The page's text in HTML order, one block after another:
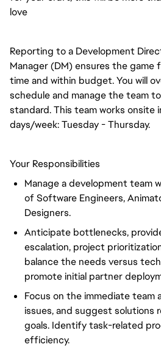
love
Reporting to a Development
Manager (DM) ensures the game
time and within budget. You will
schedule and manage the team
standard. This team works onsite
days/week: Tuesday - Thursday.
Your Responsibilities
Manage a development team
of Software Engineers,
Designers.
Anticipate bottlenecks,
escalation, project
balance the needs versus
promote initial partner
Focus on the immediate team
issues, and suggest solutions
goals. Identify task-related
efficiency.